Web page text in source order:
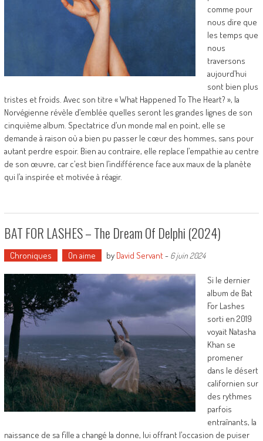
comme pour
nous dire que
les temps que
nous
traversons
aujourd’hui
sont bien plus
tristes et froids. Avec son titre « What Happened To The Heart? », la
Norvégienne révèle d’emblée quelles seront les grandes lignes de son
cinquième album. Spectatrice d’un monde mal en point, elle se
demande à raison où a bien pu passer le cœur des hommes, sans pour
autant perdre espoir. Bien au contraire, elle replace l’empathie au centre
de son œuvre, car c’est bien l’indifférence face aux maux de la planète
qui l’a inspirée et motivée à réagir.
BAT FOR LASHES – The Dream Of Delphi (2024)
Chroniques On aime by David Servant- 6 juin 2024
Si le dernier
album de Bat
For Lashes
sorti en 2019
voyait Natasha
Khan se
promener
dans le désert
californien sur
des rythmes
parfois
entraînants, la
naissance de sa fille a changé la donne, lui offrant l’occasion de puiser